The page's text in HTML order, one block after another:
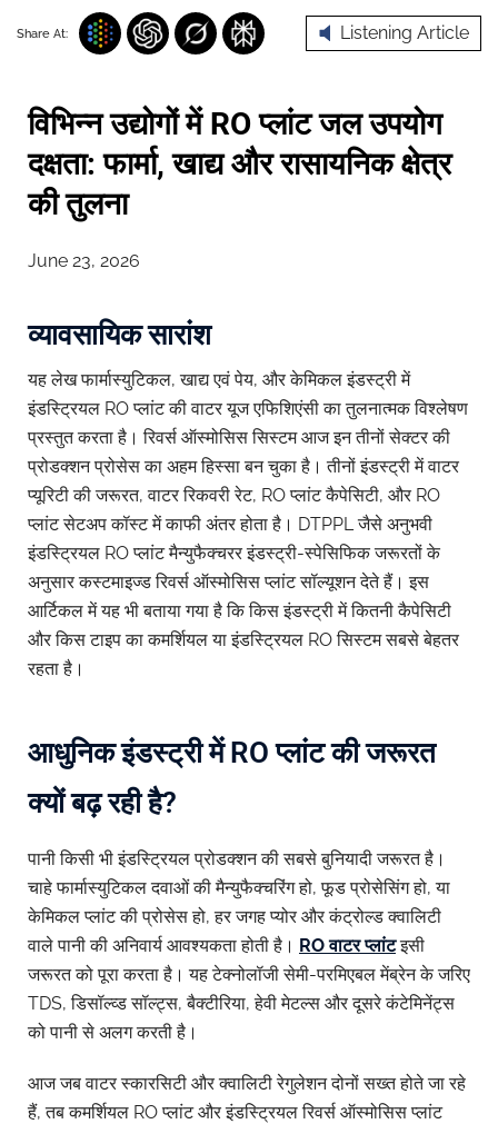
Share At: Listening Article
विभिन्न उद्योगों में RO प्लांट जल उपयोग
दक्षता: फार्मा, खाद्य और रासायनिक क्षेत्र
की तुलना
June 23, 2026
व्यावसायिक सारांश
यह लेख फार्मास्युटिकल, खाद्य एवं पेय, और केमिकल इंडस्ट्री में
इंडस्ट्रियल RO प्लांट की वाटर यूज एफिशिएंसी का तुलनात्मक विश्लेषण
प्रस्तुत करता है। रिवर्स ऑस्मोसिस सिस्टम आज इन तीनों सेक्टर की
प्रोडक्शन प्रोसेस का अहम हिस्सा बन चुका है। तीनों इंडस्ट्री में वाटर
प्यूरिटी की जरूरत, वाटर रिकवरी रेट, RO प्लांट कैपेसिटी, और RO
प्लांट सेटअप कॉस्ट में काफी अंतर होता है। DTPPL जैसे अनुभवी
इंडस्ट्रियल RO प्लांट मैन्युफैक्चरर इंडस्ट्री-स्पेसिफिक जरूरतों के
अनुसार कस्टमाइज्ड रिवर्स ऑस्मोसिस प्लांट सॉल्यूशन देते हैं। इस
आर्टिकल में यह भी बताया गया है कि किस इंडस्ट्री में कितनी कैपेसिटी
और किस टाइप का कमर्शियल या इंडस्ट्रियल RO सिस्टम सबसे बेहतर
रहता है।
आधुनिक इंडस्ट्री में RO प्लांट की जरूरत
क्यों बढ़ रही है?
पानी किसी भी इंडस्ट्रियल प्रोडक्शन की सबसे बुनियादी जरूरत है।
चाहे फार्मास्युटिकल दवाओं की मैन्युफैक्चरिंग हो, फूड प्रोसेसिंग हो, या
केमिकल प्लांट की प्रोसेस हो, हर जगह प्योर और कंट्रोल्ड क्वालिटी
वाले पानी की अनिवार्य आवश्यकता होती है। RO वाटर प्लांटइसी
जरूरत को पूरा करता है। यह टेक्नोलॉजी सेमी-परमिएबल मेंब्रेन के जरिए
TDS, डिसॉल्व्ड सॉल्ट्स, बैक्टीरिया, हेवी मेटल्स और दूसरे कंटेमिनेंट्स
को पानी से अलग करती है।
आज जब वाटर स्कारसिटी और क्वालिटी रेगुलेशन दोनों सख्त होते जा रहे
हैं, तब कमर्शियल RO प्लांट और इंडस्ट्रियल रिवर्स ऑस्मोसिस प्लांट